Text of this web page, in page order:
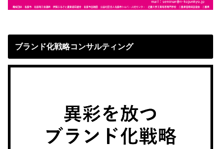
ブランド化戦略コンサルティング